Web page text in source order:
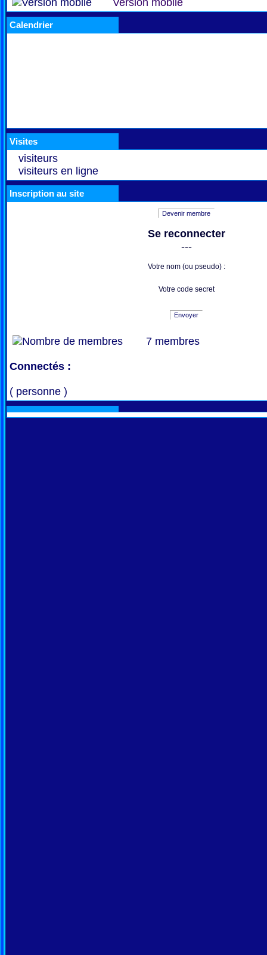
Version mobile
Calendrier
Visites
visiteurs
visiteurs en ligne
Inscription au site
Devenir membre
Se reconnecter
---
Votre nom (ou pseudo) :
Votre code secret
Envoyer
7 membres
Connectés :
( personne )